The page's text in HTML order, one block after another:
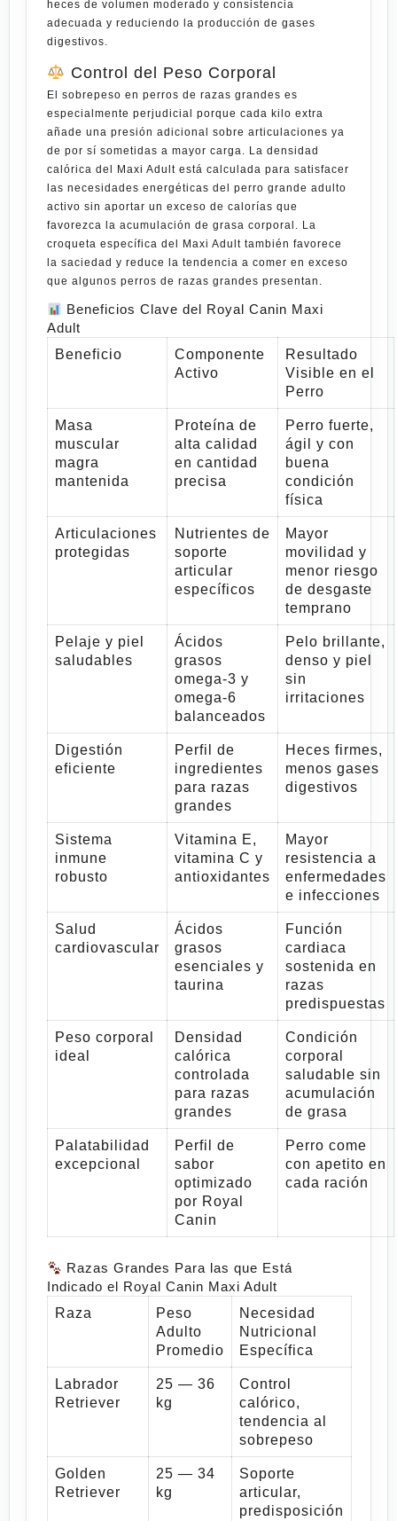
heces de volumen moderado y consistencia
adecuada y reduciendo la producción de gases
digestivos.
Control del Peso Corporal
El sobrepeso en perros de razas grandes es
especialmente perjudicial porque cada kilo extra
añade una presión adicional sobre articulaciones ya
de por sí sometidas a mayor carga. La densidad
calórica del Maxi Adult está calculada para satisfacer
las necesidades energéticas del perro grande adulto
activo sin aportar un exceso de calorías que
favorezca la acumulación de grasa corporal. La
croqueta específica del Maxi Adult también favorece
la saciedad y reduce la tendencia a comer en exceso
que algunos perros de razas grandes presentan.
Beneficios Clave del Royal Canin Maxi
Adult
Beneficio
Componente
Activo
Resultado
Visible en el
Perro
Masa
muscular
magra
mantenida
Proteína de
alta calidad
en cantidad
precisa
Perro fuerte,
ágil y con
buena
condición
física
Articulaciones
protegidas
Nutrientes de
soporte
articular
específicos
Mayor
movilidad y
menor riesgo
de desgaste
temprano
Pelaje y piel
saludables
Ácidos
grasos
omega-3 y
omega-6
balanceados
Pelo brillante,
denso y piel
sin
irritaciones
Digestión
eficiente
Perfil de
ingredientes
para razas
grandes
Heces firmes,
menos gases
digestivos
Sistema
inmune
robusto
Vitamina E,
vitamina C y
antioxidantes
Mayor
resistencia a
enfermedades
e infecciones
Salud
cardiovascular
Ácidos
grasos
esenciales y
taurina
Función
cardiaca
sostenida en
razas
predispuestas
Peso corporal
ideal
Densidad
calórica
controlada
para razas
grandes
Condición
corporal
saludable sin
acumulación
de grasa
Palatabilidad
excepcional
Perfil de
sabor
optimizado
por Royal
Canin
Perro come
con apetito en
cada ración
Razas Grandes Para las que Está
Indicado el Royal Canin Maxi Adult
Raza
Peso
Adulto
Promedio
Necesidad
Nutricional
Específica
Labrador
Retriever
25 — 36
kg
Control
calórico,
tendencia al
sobrepeso
Golden
Retriever
25 — 34
kg
Soporte
articular,
predisposición